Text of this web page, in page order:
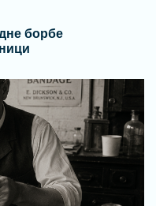
борбе